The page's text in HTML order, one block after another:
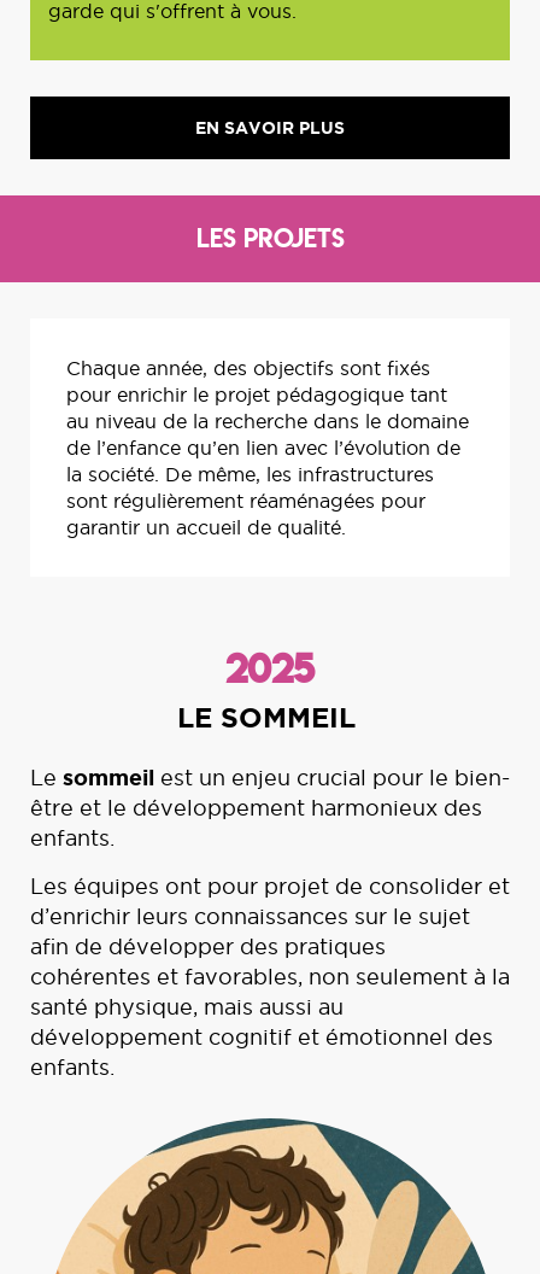
garde qui s'offrent à vous.
EN SAVOIR PLUS
Les projets
Chaque année, des objectifs sont fixés
pour enrichir le projet pédagogique tant
au niveau de la recherche dans le domaine
de l’enfance qu’en lien avec l’évolution de
la société. De même, les infrastructures
sont régulièrement réaménagées pour
garantir un accueil de qualité.
2025
LE SOMMEIL
Le sommeil est un enjeu crucial pour le bien-
être et le développement harmonieux des
enfants.
Les équipes ont pour projet de consolider et
d’enrichir leurs connaissances sur le sujet
afin de développer des pratiques
cohérentes et favorables, non seulement à la
santé physique, mais aussi au
développement cognitif et émotionnel des
enfants.